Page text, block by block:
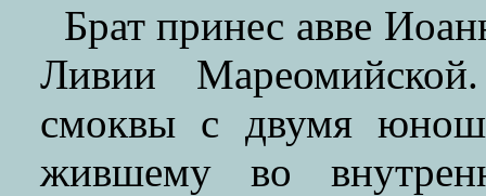
Брат принес авве
Ливии
смоквы с двумя
жившему во